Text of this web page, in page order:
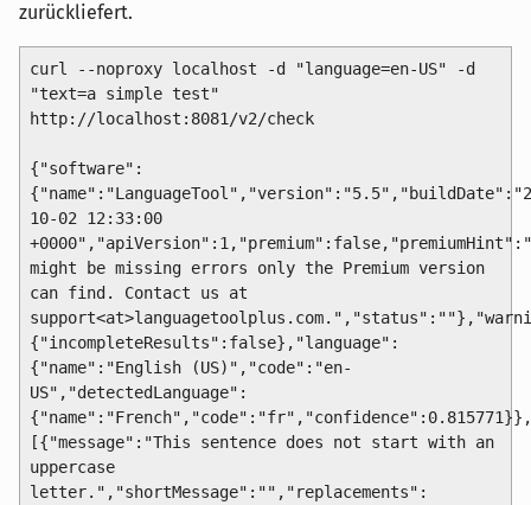
zurückliefert.
curl --noproxy localhost -d "language=en-US" -d
"text=a simple test"
http://localhost:8081/v2/check
{"software":
10-02 12:33:00
might be missing errors only the Premium version
can find. Contact us at
{"incompleteResults":false},"language":
{"name":"English (US)","code":"en-
US","detectedLanguage":
[{"message":"This sentence does not start with an
uppercase
letter.","shortMessage":"","replacements":